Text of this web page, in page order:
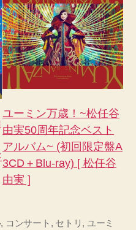
ユーミン万歳！~松任谷
由実50周年記念ベスト
アルバム~ (初回限定盤A
3CD＋Blu-ray) [ 松任谷
由実 ]
, コンサート , セトリ , ユーミ